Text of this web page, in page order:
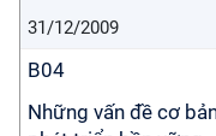
31/12/2009
B04
Những vấn đề cơ